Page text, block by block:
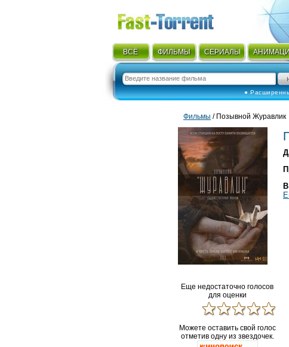
ВСЁ ФИЛЬМЫ СЕРИАЛЫ
●
Фильмы / Позывной Журавлик
Еще недостаточно голосов
для оценки
Можете оставить свой голос
отметив одну из звездочек.